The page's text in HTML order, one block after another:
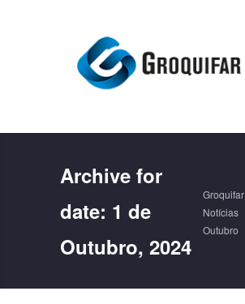
Archive for
date: 1 de
Outubro, 2024
Groquifar
Notícias
Outubro